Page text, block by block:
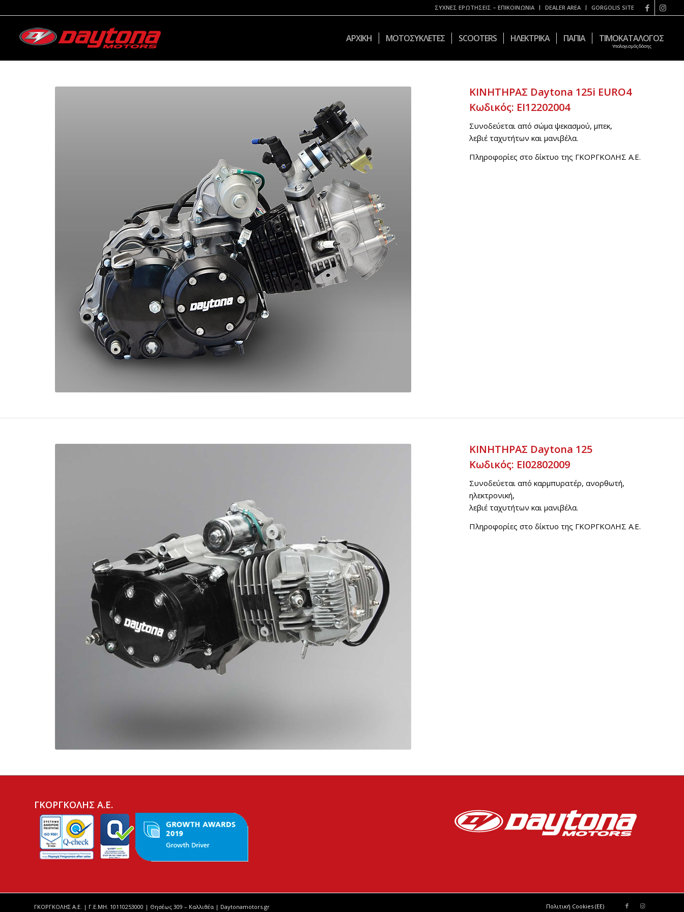
ΣΥΧΝΕΣ ΕΡΩΤΗΣΕΙΣ – ΕΠΙΚΟΙΝΩΝΙΑ DEALER AREA GORGOLIS SITE
ΑΡΧΙΚΗ ΜΟΤΟΣΥΚΛΕΤΕΣ SCOOTERS ΗΛΕΚΤΡΙΚΑ ΠΑΠΙΑ ΤΙΜΟΚΑΤΑΛΟΓΟΣ
Υπολογισμός δόσης
ΚΙΝΗΤΗΡΑΣ Daytona 125i EURO4
Κωδικός: EI12202004
Συνοδεύεται από σώμα ψεκασμού, μπεκ,
λεβιέ ταχυτήτων και μανιβέλα.
Πληροφορίες στο δίκτυο της ΓΚΟΡΓΚΟΛΗΣ Α.Ε.
ΚΙΝΗΤΗΡΑΣ Daytona 125
Κωδικός: EI02802009
Συνοδεύεται από καρμπυρατέρ, ανορθωτή,
ηλεκτρονική,
λεβιέ ταχυτήτων και μανιβέλα.
Πληροφορίες στο δίκτυο της ΓΚΟΡΓΚΟΛΗΣ Α.Ε.
ΓΚΟΡΓΚΟΛΗΣ Α.Ε.
ΓΚΟΡΓΚΟΛΗΣ Α.Ε. | Γ.Ε.ΜΗ. 10110253000 | Θησέως 309 – Καλλιθέα | Daytonamotors.gr Πολιτική Cookies (ΕΕ)